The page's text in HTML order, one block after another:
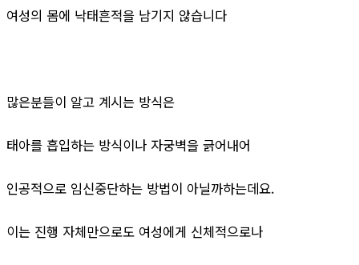
여성의 몸에 낙태흔적을 남기지 않습니다
많은분들이 알고 계시는 방식은
태아를 흡입하는 방식이나 자궁벽을 긁어내어
인공적으로 임신중단하는 방법이 아닐까하는데요.
이는 진행 자체만으로도 여성에게 신체적으로나